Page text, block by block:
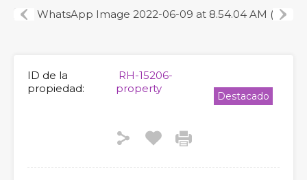
ID de la
propiedad:
RH-15206-
property
Destacado